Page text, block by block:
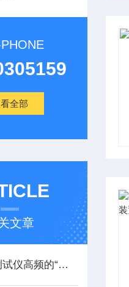
全部
文章
局部放电测试仪高频的“电磁波捕捉术”